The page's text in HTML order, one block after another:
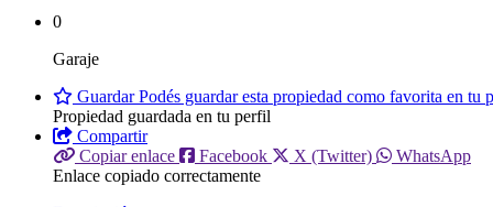
0
Garaje
GuardarPodés guardar esta propiedad como favorita en tu
Propiedad guardada en tu perfil
Compartir
Copiar enlace
Facebook X (Twitter)
WhatsApp
Enlace copiado correctamente